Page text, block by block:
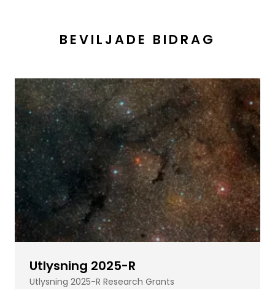
BEVILJADE BIDRAG
Utlysning 2025-R
Utlysning 2025-R Research Grants